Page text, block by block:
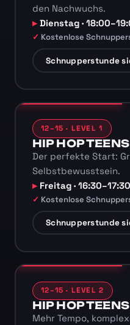
den Nachwuchs.
Dienstag ·
Kostenlose
Schnupperstunde
12–15 · LEVEL 1
HIP HOP
Der perfekte Start:
Selbstbewusstsein.
Freitag ·
Kostenlose
Schnupperstunde
12–15 · LEVEL 2
HIP HOP
Mehr Tempo,